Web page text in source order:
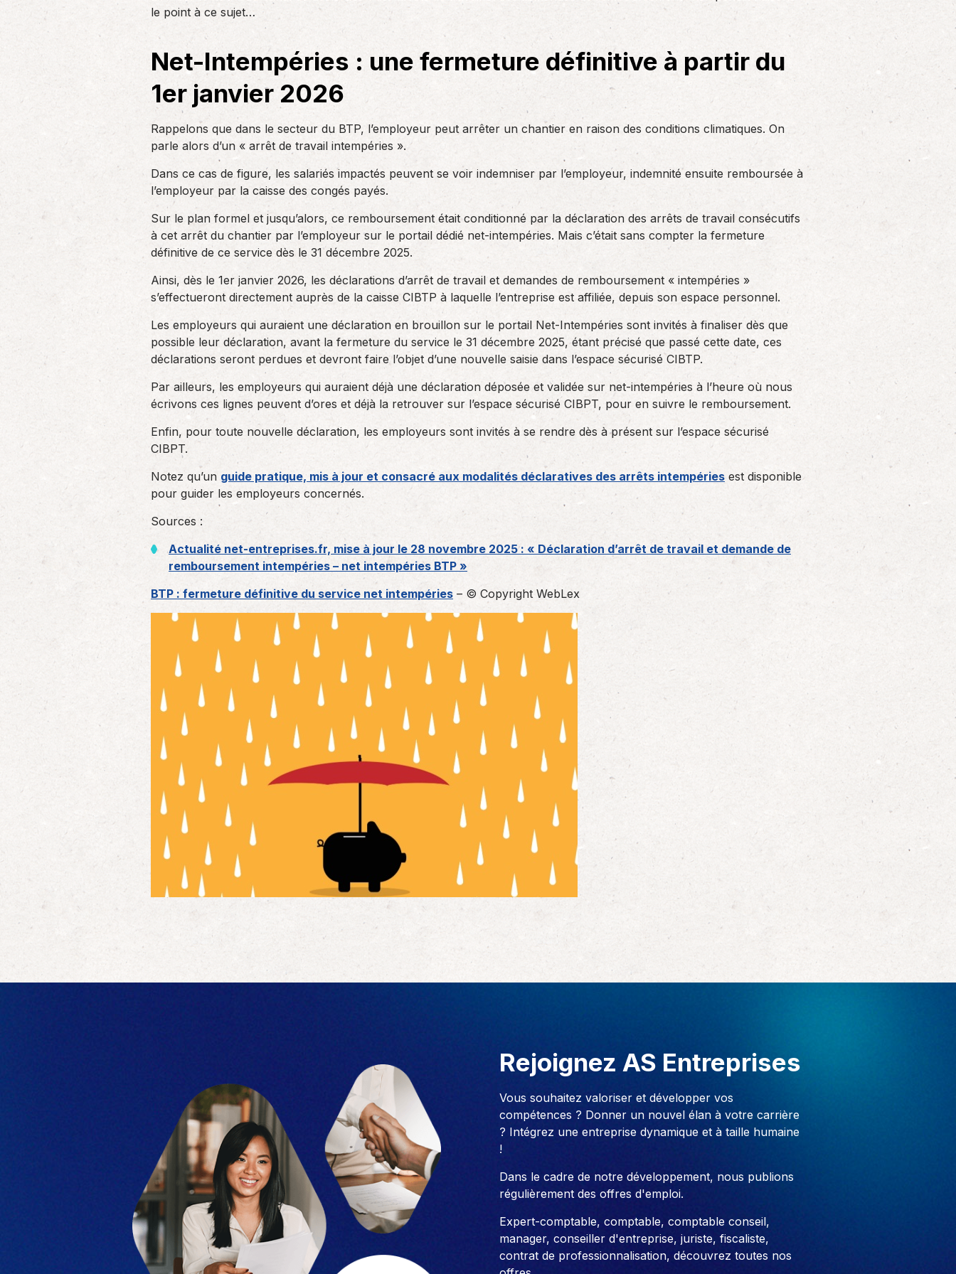
un nouvel associé…
de producteurs ou…
Accompagnement des
En tant qu’employeur, vous êtes soumis
à des obligations et à une légalisation
Solutions informatiques
Notre volonté de renforcer l’autonomie
de nos adhérents dans la tenue de leur
comptabilité et le…
le point à ce sujet…
Net-Intempéries : une fermeture définitive à partir du
1er janvier 2026
Rappelons que dans le secteur du BTP, l’employeur peut arrêter un chantier en raison des conditions climatiques. On
parle alors d’un « arrêt de travail intempéries ».
Dans ce cas de figure, les salariés impactés peuvent se voir indemniser par l’employeur, indemnité ensuite remboursée à
l’employeur par la caisse des congés payés.
Sur le plan formel et jusqu’alors, ce remboursement était conditionné par la déclaration des arrêts de travail consécutifs
à cet arrêt du chantier par l’employeur sur le portail dédié net-intempéries. Mais c’était sans compter la fermeture
définitive de ce service dès le 31 décembre 2025.
Ainsi, dès le 1er janvier 2026, les déclarations d’arrêt de travail et demandes de remboursement « intempéries »
s’effectueront directement auprès de la caisse CIBTP à laquelle l’entreprise est affiliée, depuis son espace personnel.
Les employeurs qui auraient une déclaration en brouillon sur le portail Net-Intempéries sont invités à finaliser dès que
possible leur déclaration, avant la fermeture du service le 31 décembre 2025, étant précisé que passé cette date, ces
déclarations seront perdues et devront faire l’objet d’une nouvelle saisie dans l’espace sécurisé CIBTP.
Par ailleurs, les employeurs qui auraient déjà une déclaration déposée et validée sur net-intempéries à l’heure où nous
écrivons ces lignes peuvent d’ores et déjà la retrouver sur l’espace sécurisé CIBPT, pour en suivre le remboursement.
Enfin, pour toute nouvelle déclaration, les employeurs sont invités à se rendre dès à présent sur l’espace sécurisé
CIBPT.
Notez qu’un guide pratique, mis à jour et consacré aux modalités déclaratives des arrêts intempéries est disponible
pour guider les employeurs concernés.
Sources :
Actualité net-entreprises.fr, mise à jour le 28 novembre 2025 : « Déclaration d’arrêt de travail et demande de
remboursement intempéries – net intempéries BTP »
BTP : fermeture définitive du service net intempéries – © Copyright WebLex
Rejoignez AS Entreprises
Vous souhaitez valoriser et développer vos
compétences ? Donner un nouvel élan à votre carrière
? Intégrez une entreprise dynamique et à taille humaine
!
Dans le cadre de notre développement, nous publions
régulièrement des offres d'emploi.
Expert-comptable, comptable, comptable conseil,
manager, conseiller d'entreprise, juriste, fiscaliste,
contrat de professionnalisation, découvrez toutes nos